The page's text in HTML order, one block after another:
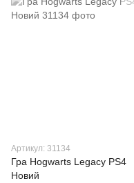
Артикул: 31134
Гра Hogwarts Legacy PS4
Новий